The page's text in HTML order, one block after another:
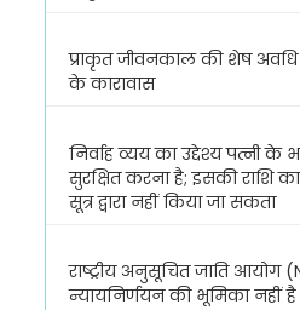
प्राकृत जीवनकाल की शेष अवधि
के कारावास
निर्वाह व्यय का उद्देश्य पत्नी
सुरक्षित करना है; इसकी राशि का
सूत्र द्वारा नहीं किया जा सकता
राष्ट्रीय अनुसूचित जाति आयोग
न्यायनिर्णयन की भूमिका नहीं है